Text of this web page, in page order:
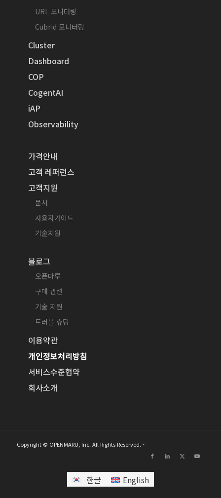
URL 모니터링
Cubrid 모니터링
Cluster
Dashboard
COP
CogentAI
iAP
Observability
가격안내
고객 레퍼런스
고객지원
문서
사용자가이드
기술지원
블로그
오픈마루
구매 관련
기술 지원
트러블 슈팅
이용약관
개인정보처리방침
서비스수준협약
회사소개
Copyright © OPENMARU, Inc. All Rights Reserved. -
한글 English